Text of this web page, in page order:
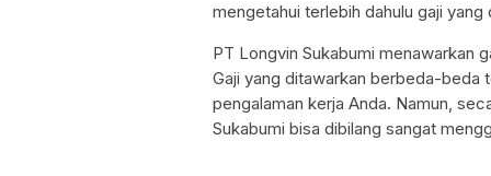
mengetahui terlebih dahulu gaji
PT Longvin Sukabumi menawarkan
Gaji yang ditawarkan berbeda-beda
pengalaman kerja Anda. Namun,
Sukabumi bisa dibilang sangat